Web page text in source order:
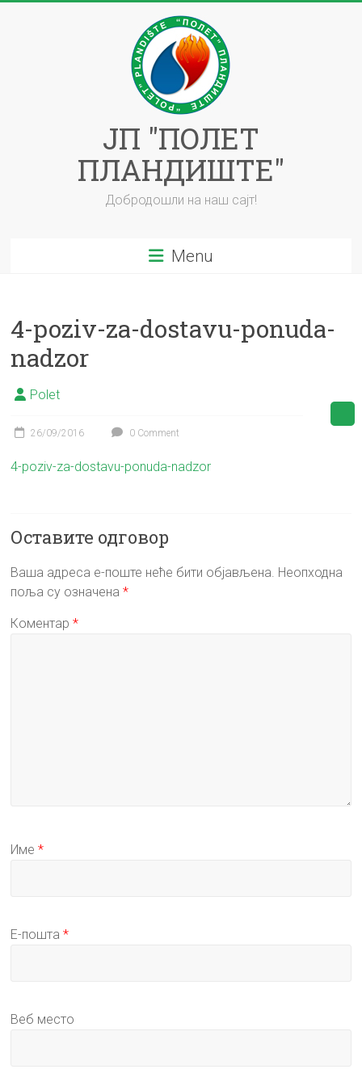
ЈП "ПОЛЕТ
ПЛАНДИШТЕ"
Добродошли на наш сајт!
Menu
4-poziv-za-dostavu-ponuda-
nadzor
Polet
26/09/2016 0 Comment
4-poziv-za-dostavu-ponuda-nadzor
Оставите одговор
Ваша адреса е-поште неће бити објављена. Неопходна
поља су означена*
Коментар*
Име*
Е-пошта*
Веб место